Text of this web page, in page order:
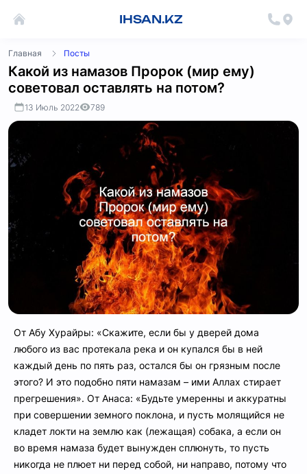
IHSAN.KZ
Главная Посты
Какой из намазов Пророк (мир ему)
советовал оставлять на потом?
13 Июль 2022 789
От Абу Хурайры: «Скажите, если бы у дверей дома
любого из вас протекала река и он купался бы в ней
каждый день по пять раз, остался бы он грязным после
этого? И это подобно пяти намазам – ими Аллах стирает
прегрешения». От Анаса: «Будьте умеренны и аккуратны
при совершении земного поклона, и пусть молящийся не
кладет локти на землю как (лежащая) собака, а если он
во время намаза будет вынужден сплюнуть, то пусть
никогда не плюет ни перед собой, ни направо, потому что